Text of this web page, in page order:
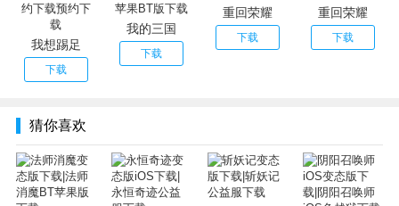
我想踢足
下载
我的三国
下载
重回荣耀
下载
重回荣耀
下载
猜你喜欢